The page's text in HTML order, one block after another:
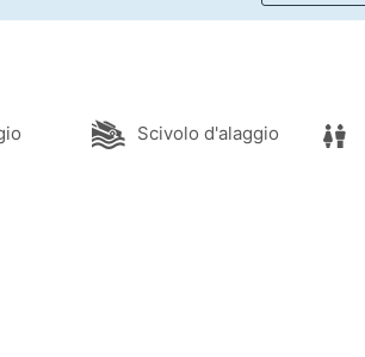
Scivolo d'alaggio